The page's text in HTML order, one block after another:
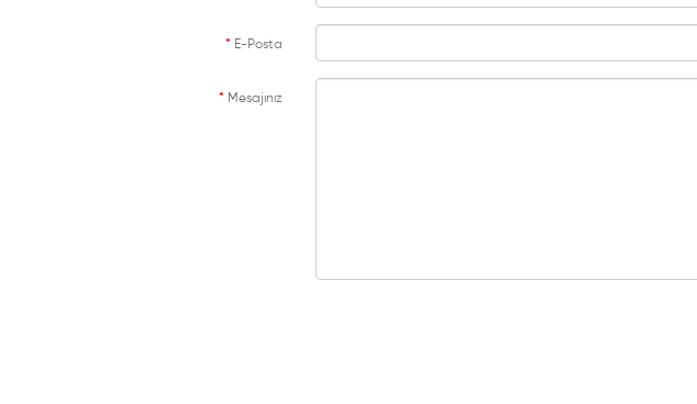
E-Posta
Mesajınız